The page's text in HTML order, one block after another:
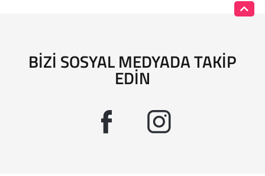
BIZI SOSYAL MEDYADA TAKIP
EDIN